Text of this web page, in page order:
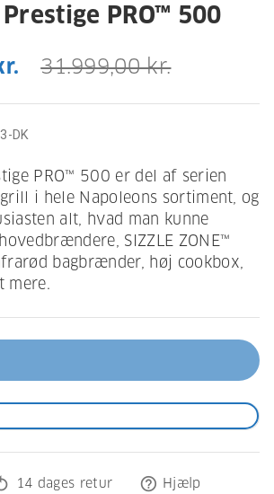
PRO™ 500
31.999,00 kr.
DK
PRO™ 500 er del af serien
i hele Napoleons sortiment, og
alt, hvad man kunne
SIZZLE ZONE™
bagbrænder, høj cookbox,
mere.
14 dages retur help_outline Hjælp